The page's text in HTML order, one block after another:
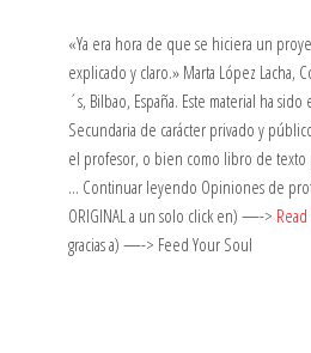
«Ya era hora de que se hiciera un
explicado y claro.» Marta López Lacha,
´s, Bilbao, España. Este material ha
Secundaria de carácter privado y
el profesor, o bien como libro de texto
… Continuar leyendo Opiniones de
ORIGINAL a un solo click en) —->
gracias a) —-> Feed Your Soul